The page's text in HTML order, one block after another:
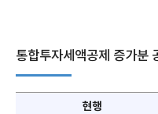
통합투자세액공제 증가
현행